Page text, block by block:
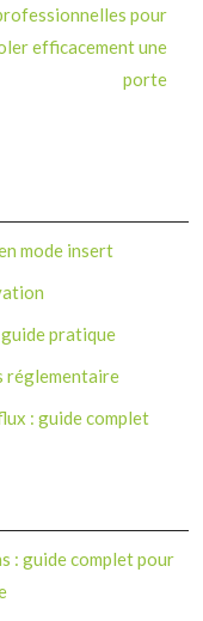
pour
efficacement une
porte
mode insert
guide pratique
réglementaire
: guide complet
: guide complet pour